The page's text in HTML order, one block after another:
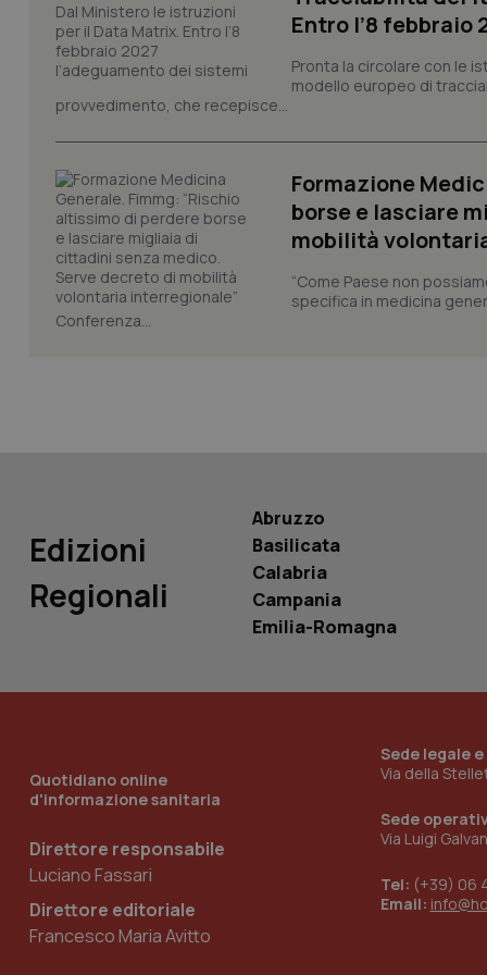
Entro l’8 febbraio
Pronta la circolare con le
modello europeo di
provvedimento, che recepisce...
Formazione
borse e lasciare
mobilità
“Come Paese non
specifica in medicina
Conferenza...
Edizioni
Regionali
Abruzzo
Basilicata
Calabria
Campania
Emilia-Romagna
Quotidiano online
d'informazione sanitaria
Direttore responsabile
Luciano Fassari
Direttore editoriale
Francesco Maria Avitto
Sede legale
Via della
Sede
Via Luigi
Tel: (+39) 06
Email:
tracking-sites-
tracking-enable
tracking-sites-
_ga_0VMQEQKQ1N
__Secure-YNID